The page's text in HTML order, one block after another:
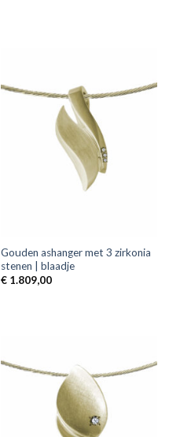
Gouden ashanger met 3 zirkonia
stenen | blaadje
€1.809,00